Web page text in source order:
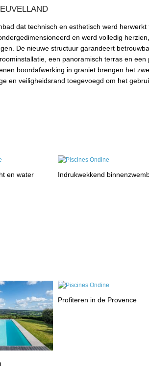
dat technisch en esthetisch werd
en werd volledig
De nieuwe structuur garandeert
een panoramisch terras en
boordafwerking in graniet brengen het
en veiligheidsrand toegevoegd om het
en water Indrukwekkend
Profiteren in de Provence